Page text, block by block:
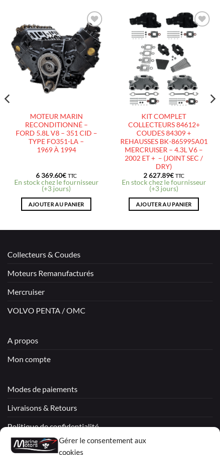
Gérer le consentement aux
cookies
AJOUTER
À LA
LISTE
D’ENVIES
MOTEUR MARIN
RECONDITIONNÉ –
FORD 5.8L V8 – 351 CID –
TYPE FO351-LA –
1969 À 1994
6 369.60€ TTC
En stock chez le fournisseur
(+3 jours)
AJOUTER AU PANIER
AJOUTER
LISTE
D’ENVIES
KIT COMPLET
COLLECTEURS 84612+
COUDES 84309 +
REHAUSSES BK-865995A01
MERCRUISER – 4.3L V6 –
2002 ET + – (JOINT SEC /
DRY)
2 627.89€ TTC
En stock chez le fournisseur
(+3 jours)
AJOUTER AU PANIER
Collecteurs & Coudes
Moteurs Remanufacturés
Mercruiser
VOLVO PENTA / OMC
A propos
Mon compte
Modes de paiements
Livraisons & Retours
Politique de confidentialité
Mentions légales